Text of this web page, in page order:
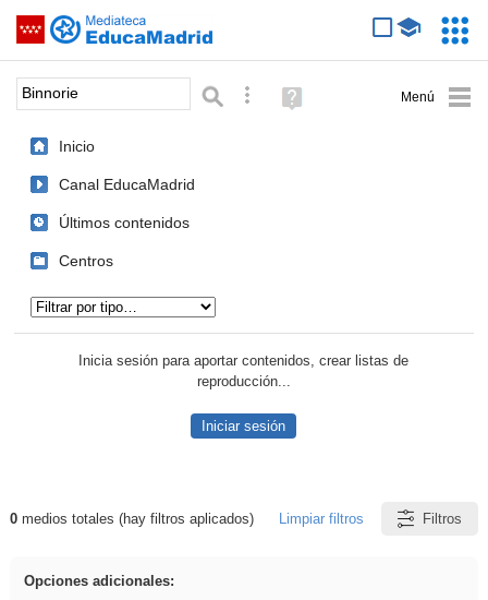
Saltar navegación
Palabra o frase: Búsqueda avanzada
Ayuda
(en
Inicio
Canal EducaMadrid
Últimos contenidos
Centros
Inicia sesión para aportar contenidos, crear listas de
reproducción...
Iniciar sesión
Resultados de: Binnorie
0medios totales (hay filtros aplicados) Limpiar filtros Filtros
Opciones adicionales: